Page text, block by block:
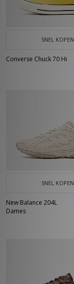
SNEL KOPEN
Converse Chuck 70 Hi
SNEL KOPEN
New Balance 204L
Dames